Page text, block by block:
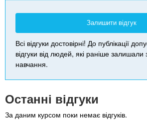
Залишити відгук
Всі відгуки достовірні! До публікації
відгуки від людей, які раніше залишали
навчання.
Останні відгуки
За даним курсом поки немає відгуків.